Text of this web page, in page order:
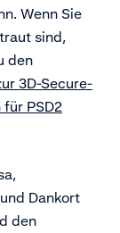
Wenn Sie
sind,
den
3D-Secure-
PSD2
Dankort
den